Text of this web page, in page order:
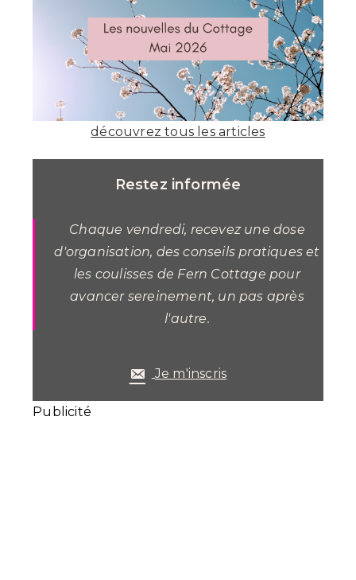
découvrez tous les articles
Restez informée
Chaque vendredi, recevez une dose
d'organisation, des conseils pratiques et
les coulisses de Fern Cottage pour
avancer sereinement, un pas après
l'autre.
Je m'inscris
Publicité